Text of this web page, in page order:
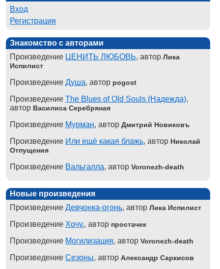
Вход
Регистрация
Знакомство с авторами
Произведение ЦЕНИТЬ ЛЮБОВЬ, автор Лика
Испилист
Произведение Душа, автор pogost
Произведение The Blues of Old Souls (Надежда),
автор Василиса Серебряная
Произведение Мурман, автор Дмитрий Новиковъ
Произведение Или ещё какая блажь, автор Николай
Отпущения
Произведение Вальгалла, автор Voronezh-death
Новые произведения
Произведение Девчонка-огонь, автор Лика Испилист
Произведение Хочу., автор простачек
Произведение Могилизация, автор Voronezh-death
Произведение Сезоны, автор Александр Саркисов